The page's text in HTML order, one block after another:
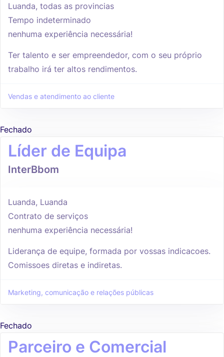
Luanda, todas as provincias
Tempo indeterminado
nenhuma experiência necessária!
Ter talento e ser empreendedor, com o seu próprio
trabalho irá ter altos rendimentos.
Vendas e atendimento ao cliente
Fechado
Líder de Equipa
InterBbom
Luanda, Luanda
Contrato de serviços
nenhuma experiência necessária!
Liderança de equipe, formada por vossas indicacoes.
Comissoes diretas e indiretas.
Marketing, comunicação e relações públicas
Fechado
Parceiro e Comercial